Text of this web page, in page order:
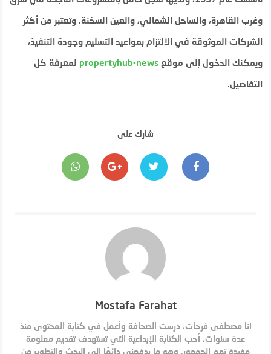
وغرب القاهرة، والساحل الشمالي، والعين السخنة. وتعتبر من أكثر
الشركات الموثوقة في الالتزام بمواعيد التسليم وجودة التنفيذ،
ويمكنك الدخول إلى موقعpropertyhub-news لمعرفة كل
التفاصيل.
شارك على
Mostafa Farahat
أنا مصطفى فرحات، درست الصحافة وأعمل في كتابة المحتوى منذ
عدة سنوات، أحب الكتابة الإبداعية التي تستهدف تقديم معلومة
مفيدة تهم الجمهور، وهو ما يدفعني دائمًا إلى البحث والتطوير من